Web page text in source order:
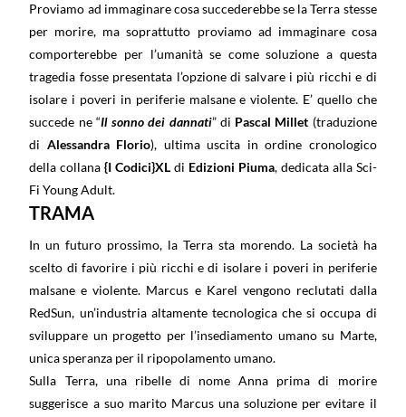
Proviamo ad immaginare cosa succederebbe se la Terra stesse
per morire, ma soprattutto proviamo ad immaginare cosa
comporterebbe per l’umanità se come soluzione a questa
tragedia fosse presentata l’opzione di salvare i più ricchi e di
isolare i poveri in periferie malsane e violente. E’ quello che
succede ne “Il sonno dei dannati” di Pascal Millet (traduzione
di Alessandra Florio), ultima uscita in ordine cronologico
della collana{I Codici}XLdi Edizioni Piuma, dedicata alla Sci-
Fi Young Adult.
TRAMA
In un futuro prossimo, la Terra sta morendo. La società ha
scelto di favorire i più ricchi e di isolare i poveri in periferie
malsane e violente. Marcus e Karel vengono reclutati dalla
RedSun, un’industria altamente tecnologica che si occupa di
sviluppare un progetto per l’insediamento umano su Marte,
unica speranza per il ripopolamento umano.
Sulla Terra, una ribelle di nome Anna prima di morire
suggerisce a suo marito Marcus una soluzione per evitare il